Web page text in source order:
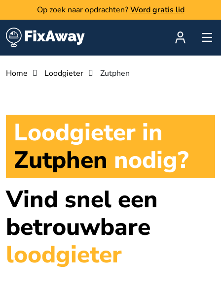
Op zoek naar opdrachten? Word gratis lid
Home Loodgieter Zutphen
Loodgieter in
Zutphen nodig?
Vind snel een
betrouwbare
loodgieter